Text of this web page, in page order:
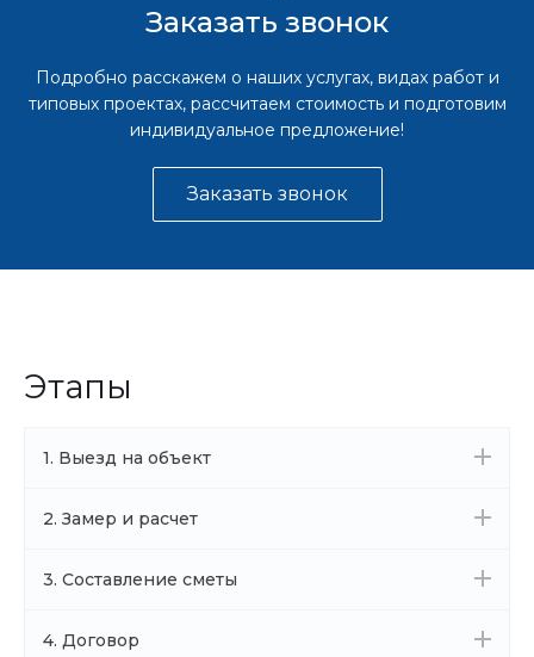
Заказать звонок
Подробно расскажем о наших услугах, видах работ и
типовых проектах, рассчитаем стоимость и подготовим
индивидуальное предложение!
Заказать звонок
Этапы
1. Выезд на объект
2. Замер и расчет
3. Составление сметы
4. Договор